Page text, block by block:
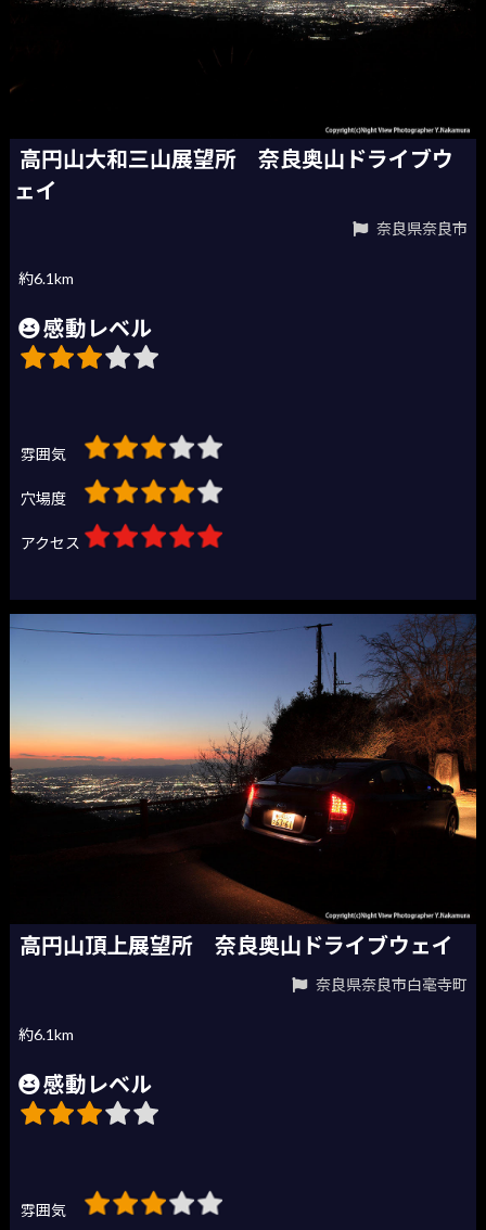
高円山大和三山展望所 奈良奥山ドライブウ
ェイ
奈良県奈良市
約6.1km
感動レベル
雰囲気
穴場度
アクセス
高円山頂上展望所 奈良奥山ドライブウェイ
奈良県奈良市白毫寺町
約6.1km
感動レベル
雰囲気